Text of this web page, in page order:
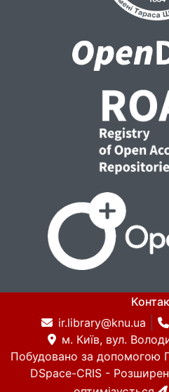
ir.library@knu.ua
м. Київ, вул.
Побудовано за допомогою
DSpace-CRIS -